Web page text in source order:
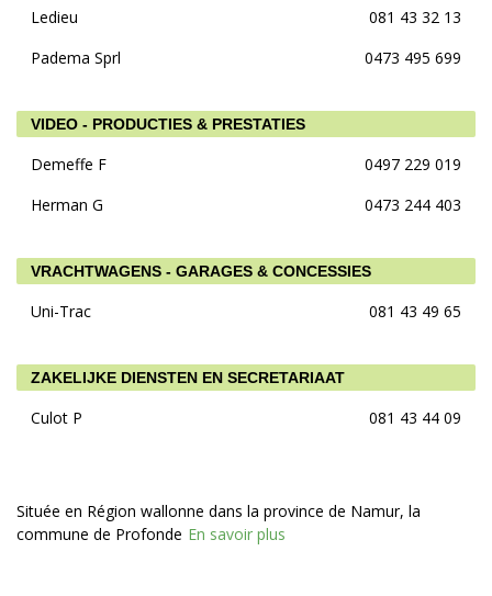
Ledieu
081 43 32 13
Padema Sprl
0473 495 699
VIDEO - PRODUCTIES & PRESTATIES
Demeffe F
0497 229 019
Herman G
0473 244 403
VRACHTWAGENS - GARAGES & CONCESSIES
Uni-Trac 081 43 49 65
ZAKELIJKE DIENSTEN EN SECRETARIAAT
Culot P 081 43 44 09
Située en Région wallonne dans la province de Namur, la
commune de Profonde En savoir plus